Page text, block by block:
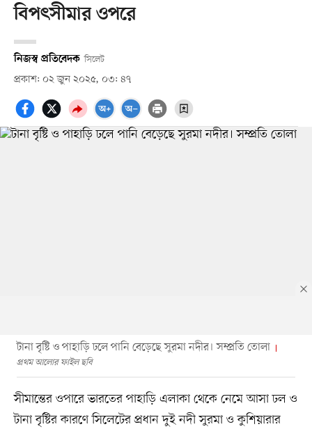
বিপৎসীমার ওপরে
নিজস্ব প্রতিবেদক সিলেট
প্রকাশ: ০২ জুন ২০২৫, ০৩: ৪৭
টানা বৃষ্টি ও পাহাড়ি ঢলে পানি বেড়েছে সুরমা নদীর। সম্প্রতি তোলা
প্রথম আলোর ফাইল ছবি
সীমান্তের ওপারে ভারতের পাহাড়ি এলাকা থেকে নেমে আসা ঢল ও
টানা বৃষ্টির কারণে সিলেটের প্রধান দুই নদী সুরমা ও কুশিয়ারার